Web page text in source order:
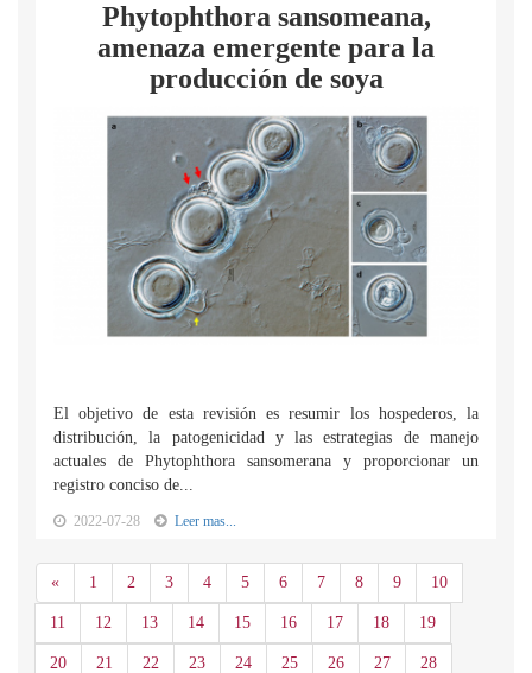
Phytophthora sansomeana,
amenaza emergente para la
producción de soya
El objetivo de esta revisión es resumir los hospederos, la
distribución, la patogenicidad y las estrategias de manejo
actuales de Phytophthora sansomerana y proporcionar un
registro conciso de...
2022-07-28 Leer mas...
«Anterior
1 2 3 4 5 6 7 8 9 10
11 12 13 14 15 16 17 18 19
20 21 22 23 24 25 26 27 28